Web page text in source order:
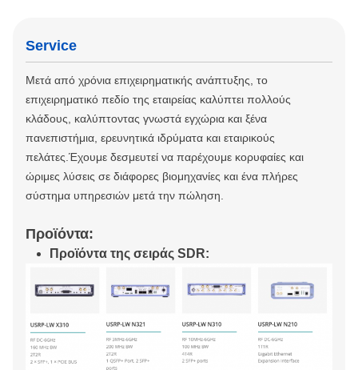
Service
Μετά από χρόνια επιχειρηματικής ανάπτυξης, το
επιχειρηματικό πεδίο της εταιρείας καλύπτει πολλούς
κλάδους, καλύπτοντας γνωστά εγχώρια και ξένα
πανεπιστήμια, ερευνητικά ιδρύματα και εταιρικούς
πελάτες.Έχουμε δεσμευτεί να παρέχουμε κορυφαίες και
ώριμες λύσεις σε διάφορες βιομηχανίες και ένα πλήρες
σύστημα υπηρεσιών μετά την πώληση.
Προϊόντα:
Προϊόντα της σειράς SDR: